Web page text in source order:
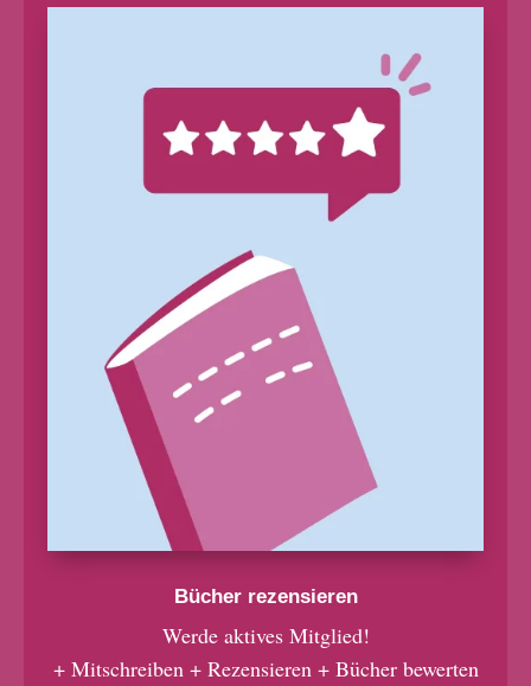
Bücher rezensieren
Werde aktives Mitglied!
+ Mitschreiben + Rezensieren + Bücher bewerten